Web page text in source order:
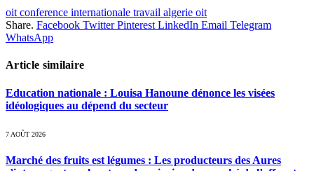
oit conference internationale travail algerie oit
Share. Facebook Twitter Pinterest LinkedIn Email Telegram
WhatsApp
Article similaire
Education nationale : Louisa Hanoune dénonce les visées
idéologiques au dépend du secteur
7 AOÛT 2026
Marché des fruits est légumes : Les producteurs des Aures